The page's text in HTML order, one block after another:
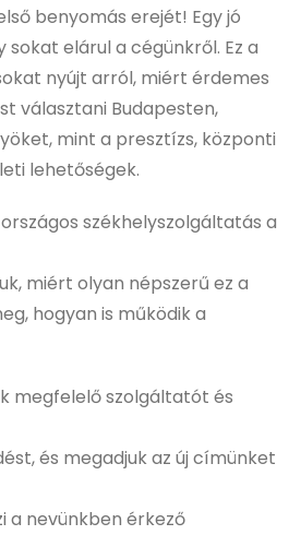
benyomás erejét! Egy jó
sokat elárul a cégünkről. Ez a
nyújt arról, miért érdemes
választani Budapesten,
mint a presztízs, központi
lehetőségek.
székhelyszolgáltatás a
miért olyan népszerű ez a
hogyan is működik a
megfelelő szolgáltatót és
és megadjuk az új címünket
a nevünkben érkező